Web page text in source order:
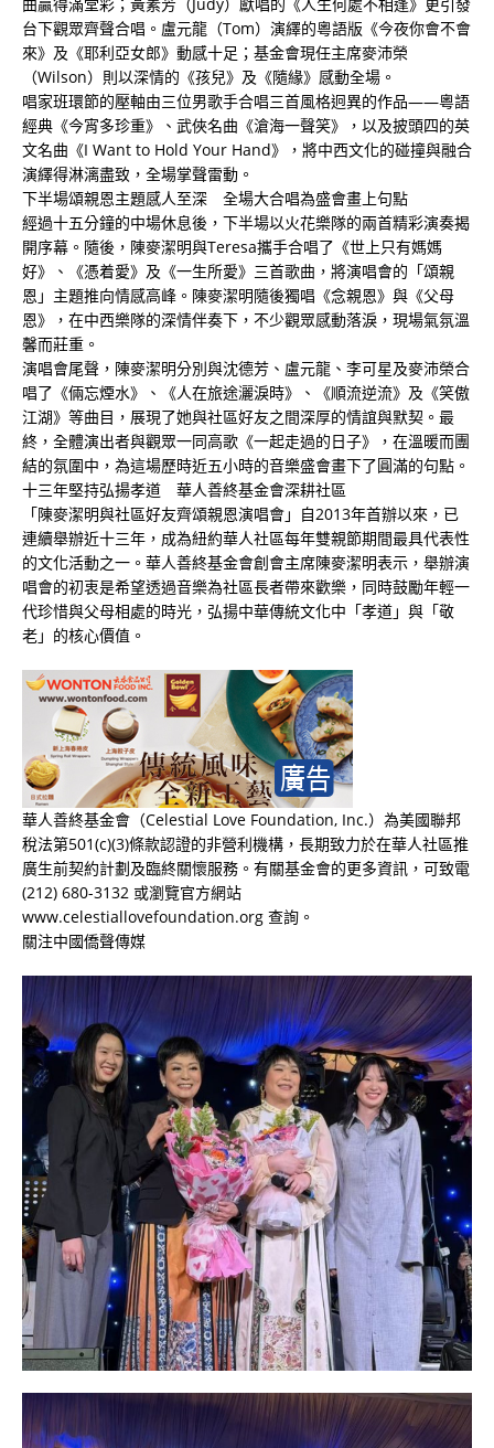
台下觀眾齊聲合唱。盧元龍（Tom）演繹的粵語版《今夜你會不會
來》及《耶利亞女郎》動感十足；基金會現任主席麥沛榮
（Wilson）則以深情的《孩兒》及《隨緣》感動全場。
唱家班環節的壓軸由三位男歌手合唱三首風格迥異的作品——粵語
經典《今宵多珍重》、武俠名曲《滄海一聲笑》，以及披頭四的英
文名曲《I Want to Hold Your Hand》，將中西文化的碰撞與融合
演繹得淋漓盡致，全場掌聲雷動。
下半場頌親恩主題感人至深 全場大合唱為盛會畫上句點
經過十五分鐘的中場休息後，下半場以火花樂隊的兩首精彩演奏揭
開序幕。隨後，陳麥潔明與Teresa攜手合唱了《世上只有媽媽
好》、《憑着愛》及《一生所愛》三首歌曲，將演唱會的「頌親
恩」主題推向情感高峰。陳麥潔明隨後獨唱《念親恩》與《父母
恩》，在中西樂隊的深情伴奏下，不少觀眾感動落淚，現場氣氛溫
馨而莊重。
演唱會尾聲，陳麥潔明分別與沈德芳、盧元龍、李可星及麥沛榮合
唱了《倆忘煙水》、《人在旅途灑淚時》、《順流逆流》及《笑傲
江湖》等曲目，展現了她與社區好友之間深厚的情誼與默契。最
終，全體演出者與觀眾一同高歌《一起走過的日子》，在溫暖而團
結的氛圍中，為這場歷時近五小時的音樂盛會畫下了圓滿的句點。
十三年堅持弘揚孝道 華人善終基金會深耕社區
「陳麥潔明與社區好友齊頌親恩演唱會」自2013年首辦以來，已
連續舉辦近十三年，成為紐約華人社區每年雙親節期間最具代表性
的文化活動之一。華人善終基金會創會主席陳麥潔明表示，舉辦演
唱會的初衷是希望透過音樂為社區長者帶來歡樂，同時鼓勵年輕一
代珍惜與父母相處的時光，弘揚中華傳統文化中「孝道」與「敬
老」的核心價值。
華人善終基金會（Celestial Love Foundation, Inc.）為美國聯邦
稅法第501(c)(3)條款認證的非營利機構，長期致力於在華人社區推
廣生前契約計劃及臨終關懷服務。有關基金會的更多資訊，可致電
(212) 680-3132 或瀏覽官方網站
www.celestiallovefoundation.org 查詢。
關注中國僑聲傳媒